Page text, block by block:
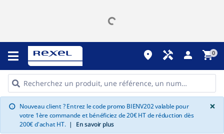
place handyman person shopping_cart0
info Nouveau client ? Entrez le code promo BIENV202 valable pour
votre 1ère commande et bénéficiez de 20€ HT de réduction dès
200€ d'achat HT. | En savoir plus
×